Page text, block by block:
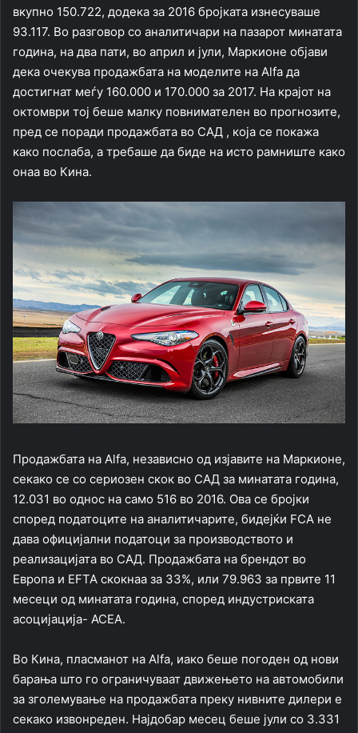
вкупно 150.722, додека за 2016 бројката изнесуваше
93.117. Во разговор со аналитичари на пазарот минатата
година, на два пати, во април и јули, Маркионе објави
дека очекува продажбата на моделите на Alfa да
достигнат меѓу 160.000 и 170.000 за 2017. На крајот на
октомври тој беше малку повнимателен во прогнозите,
пред се поради продажбата во САД , која се покажа
како послаба, а требаше да биде на исто рамниште како
онаа во Кина.
Продажбата на Alfa, независно од изјавите на Маркионе,
секако се со сериозен скок во САД за минатата година,
12.031 во однос на само 516 во 2016. Ова се бројки
според податоците на аналитичарите, бидејќи FCA не
дава официјални податоци за производството и
реализацијата во САД. Продажбата на брендот во
Европа и EFTA скокнаа за 33%, или 79.963 за првите 11
месеци од минатата година, според индустриската
асоцијација- ACEA.
Во Кина, пласманот на Alfa, иако беше погоден од нови
барања што го ограничуваат движењето на автомобили
за зголемување на продажбата преку нивните дилери е
секако извонреден. Најдобар месец беше јули со 3.331